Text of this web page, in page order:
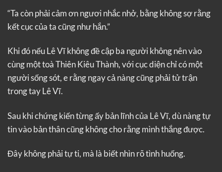
“Ta còn phải cảm ơn ngươi nhắc nhở, bằng không sợ rằng
kết cục của ta cũng như hắn.”
Khi đó nếu Lê Vĩ không đề cập ba người không nên vào
cùng một toà Thiên Kiêu Thành, với cục diện chỉ có một
người sống sót, e rằng ngay cả nàng cũng phải tử trận
trong tay Lê Vĩ.
Sau khi chứng kiến từng ấy bản lĩnh của Lê Vĩ, dù nàng tự
tin vào bản thân cũng không cho rằng mình thắng được.
Đây không phải tự ti, mà là biết nhìn rõ tình huống.